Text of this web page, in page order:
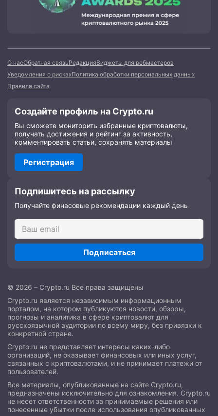
О насОбратная связьРедакцияВиджеты для вебмастеров
Уведомления о рискахПолитика обработки персональных данных
Правила сайта
Создайте профиль на Crypto.ru
Вы сможете мониторить избранные криптовалюты,
получать достижения и рейтинг за активность,
комментировать статьи, сохранять материалы
Регистрация
Подпишитесь на рассылку
Получайте финасовые рекомендации каждый день
Подписаться
© 2026 – Crypto.ru Все права защищены
Crypto.ru является независимым информационным
порталом, на котором публикуются новости, обзоры,
прогнозы и аналитика в сфере криптовалют для
русскоязычной аудитории по всему миру, без привязки к
конкретной стране.
Crypto.ru не представляет интересы каких-либо
организаций, не оказывает финансовых или иных услуг,
связанных с криптовалютами, и не принимает платежи от
пользователей.
Все материалы, опубликованные на сайте Crypto.ru,
предназначены исключительно для ознакомления. Crypto.ru
не несет ответственности за принимаемые решения или
понесенные убытки после использования опубликованных